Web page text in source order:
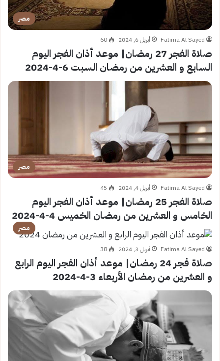
مصر
Fatima Al Sayed أبريل 6, 2024 60
صلاة الفجر 27 رمضان| موعد أذان الفجر اليوم
السابع و العشرين من رمضان السبت 6-4-2024
مصر
Fatima Al Sayed أبريل 4, 2024 45
صلاة الفجر 25 رمضان| موعد أذان الفجر اليوم
الخامس و العشرين من رمضان الخميس 4-4-2024
مصر
Fatima Al Sayed أبريل 3, 2024 38
صلاة فجر 24 رمضان| موعد أذان الفجر اليوم الرابع
و العشرين من رمضان الأربعاء 3-4-2024